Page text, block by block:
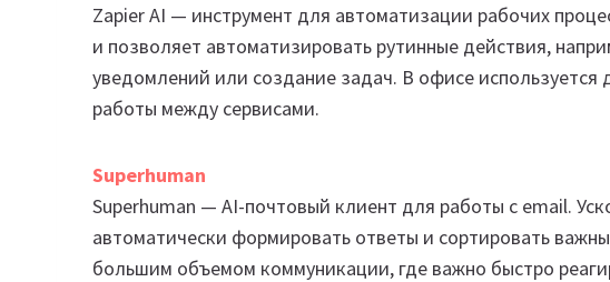
Zapier AI — инструмент для автоматизации рабочих
и позволяет автоматизировать рутинные действия,
уведомлений или создание задач. В офисе
работы между сервисами.
Superhuman
Superhuman — AI-почтовый клиент для работы с email.
автоматически формировать ответы и сортировать
большим объемом коммуникации, где важно быстро